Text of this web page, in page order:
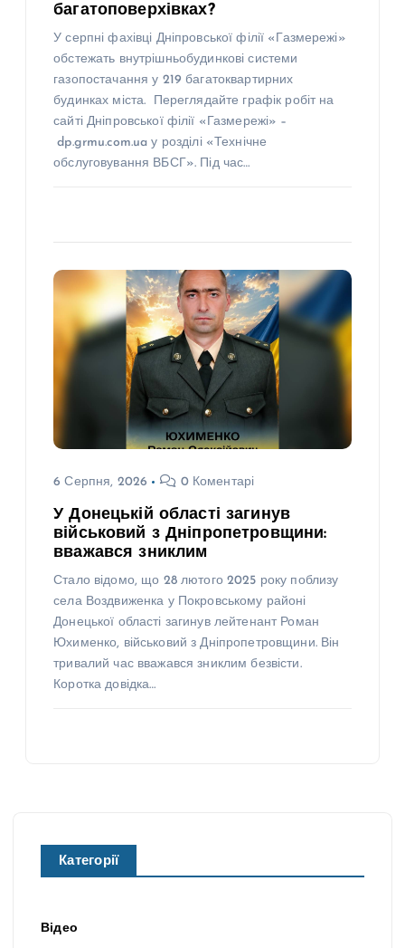
багатоповерхівках?
У серпні фахівці Дніпровської філії «Газмережі»
обстежать внутрішньобудинкові системи
газопостачання у 219 багатоквартирних
будинках міста. Переглядайте графік робіт на
сайті Дніпровської філії «Газмережі» –
dp.grmu.com.ua у розділі «Технічне
обслуговування ВБСГ». Під час…
6 Серпня, 2026 0 Коментарі
У Донецькій області загинув
військовий з Дніпропетровщини:
вважався зниклим
Стало відомо, що 28 лютого 2025 року поблизу
села Воздвиженка у Покровському районі
Донецької області загинув лейтенант Роман
Юхименко, військовий з Дніпропетровщини. Він
тривалий час вважався зниклим безвісти.
Коротка довідка…
Категорії
Відео